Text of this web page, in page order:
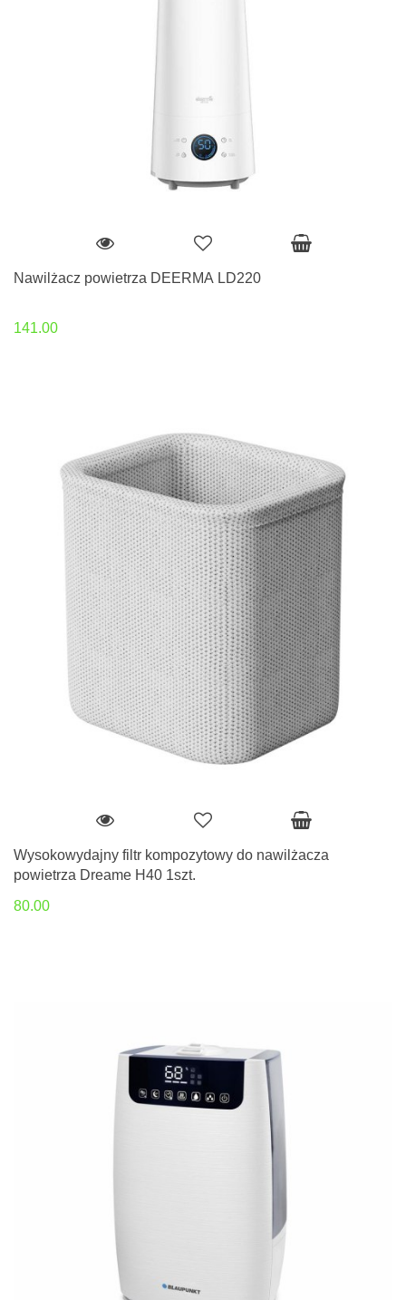
Nawilżacz powietrza DEERMA LD220
141.00
Wysokowydajny filtr kompozytowy do nawilżacza
powietrza Dreame H40 1szt.
80.00